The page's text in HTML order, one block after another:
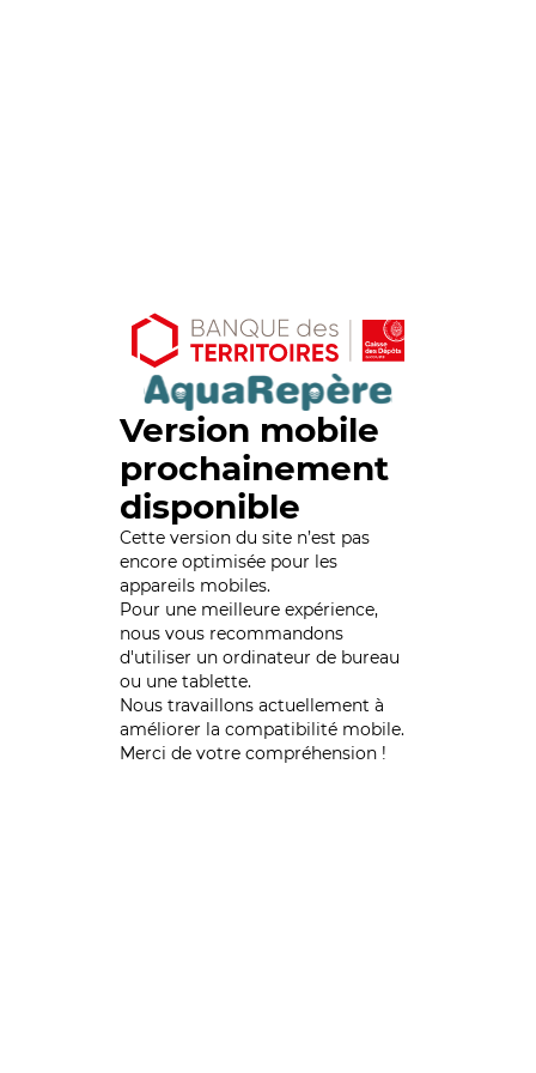
Version mobile
prochainement
disponible
Cette version du site n’est pas
encore optimisée pour les
appareils mobiles.
Pour une meilleure expérience,
nous vous recommandons
d'utiliser un ordinateur de bureau
ou une tablette.
Nous travaillons actuellement à
améliorer la compatibilité mobile.
Merci de votre compréhension !